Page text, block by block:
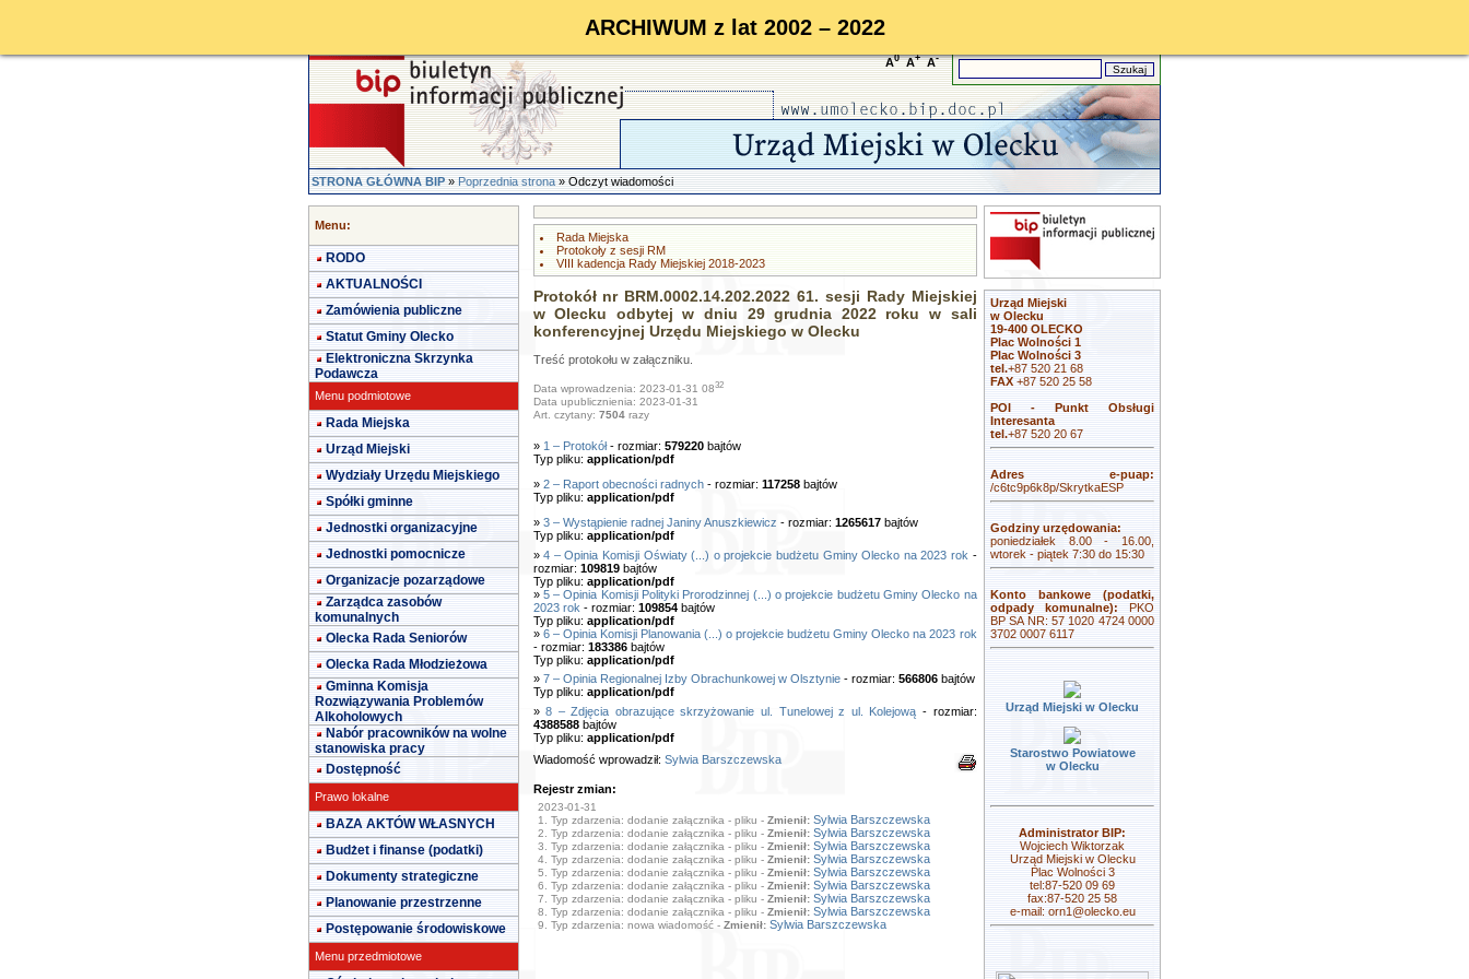
ARCHIWUM z lat 2002 – 2022
A0 A+ A-
STRONA GŁÓWNA BIP»Poprzednia strona» Odczyt wiadomości
Menu:
RODO
AKTUALNOŚCI
Zamówienia publiczne
Statut Gminy Olecko
Elektroniczna Skrzynka
Podawcza
Menu podmiotowe
Rada Miejska
Urząd Miejski
Wydziały Urzędu Miejskiego
Spółki gminne
Jednostki organizacyjne
Jednostki pomocnicze
Organizacje pozarządowe
Zarządca zasobów
komunalnych
Olecka Rada Seniorów
Olecka Rada Młodzieżowa
Gminna Komisja
Rozwiązywania Problemów
Alkoholowych
Nabór pracowników na wolne
stanowiska pracy
Dostępność
Prawo lokalne
BAZA AKTÓW WŁASNYCH
Budżet i finanse (podatki)
Dokumenty strategiczne
Planowanie przestrzenne
Postępowanie środowiskowe
Menu przedmiotowe
Rada Miejska
Protokoły z sesji RM
VIII kadencja Rady Miejskiej 2018-2023
Protokół nr BRM.0002.14.202.2022 61. sesji Rady Miejskiej
w Olecku odbytej w dniu 29 grudnia 2022 roku w sali
konferencyjnej Urzędu Miejskiego w Olecku
Treść protokołu w załączniku.
Data wprowadzenia: 2023-01-31 0832
Data upublicznienia: 2023-01-31
Art. czytany: 7504razy
» 1 – Protokół- rozmiar: 579220bajtów
Typ pliku: application/pdf
» 2 – Raport obecności radnych- rozmiar: 117258bajtów
Typ pliku: application/pdf
» 3 – Wystąpienie radnej Janiny Anuszkiewicz - rozmiar: 1265617bajtów
Typ pliku: application/pdf
»4 – Opinia Komisji Oświaty (...) o projekcie budżetu Gminy Olecko na 2023 rok -
rozmiar: 109819bajtów
Typ pliku: application/pdf
» 5 – Opinia Komisji Polityki Prorodzinnej (...) o projekcie budżetu Gminy Olecko na
2023 rok - rozmiar: 109854bajtów
Typ pliku: application/pdf
» 6 – Opinia Komisji Planowania (...) o projekcie budżetu Gminy Olecko na 2023 rok
- rozmiar: 183386bajtów
Typ pliku: application/pdf
» 7 – Opinia Regionalnej Izby Obrachunkowej w Olsztynie- rozmiar: 566806bajtów
Typ pliku: application/pdf
»8 – Zdjęcia obrazujące skrzyżowanie ul. Tunelowej z ul. Kolejową - rozmiar:
4388588bajtów
Typ pliku: application/pdf
Wiadomość wprowadził: Sylwia Barszczewska
Rejestr zmian:
2023-01-31
1. Typ zdarzenia: dodanie załącznika - pliku - Zmienił: Sylwia Barszczewska
2. Typ zdarzenia: dodanie załącznika - pliku - Zmienił: Sylwia Barszczewska
3. Typ zdarzenia: dodanie załącznika - pliku - Zmienił: Sylwia Barszczewska
4. Typ zdarzenia: dodanie załącznika - pliku - Zmienił: Sylwia Barszczewska
5. Typ zdarzenia: dodanie załącznika - pliku - Zmienił: Sylwia Barszczewska
6. Typ zdarzenia: dodanie załącznika - pliku - Zmienił: Sylwia Barszczewska
7. Typ zdarzenia: dodanie załącznika - pliku - Zmienił: Sylwia Barszczewska
8. Typ zdarzenia: dodanie załącznika - pliku - Zmienił: Sylwia Barszczewska
9. Typ zdarzenia: nowa wiadomość - Zmienił: Sylwia Barszczewska
Urząd Miejski
w Olecku
19-400 OLECKO
Plac Wolności 1
Plac Wolności 3
tel.+87 520 21 68
FAX +87 520 25 58
POI - Punkt Obsługi
Interesanta
tel.+87 520 20 67
Adres e-puap:
/c6tc9p6k8p/SkrytkaESP
Godziny urzędowania:
poniedziałek 8.00 - 16.00,
wtorek - piątek 7:30 do 15:30
Konto bankowe (podatki,
odpady komunalne): PKO
BP SA NR: 57 1020 4724 0000
3702 0007 6117
Urząd Miejski w Olecku
Starostwo Powiatowe
w Olecku
Administrator BIP:
Wojciech Wiktorzak
Urząd Miejski w Olecku
Plac Wolności 3
tel:87-520 09 69
fax:87-520 25 58
e-mail: orn1@olecko.eu